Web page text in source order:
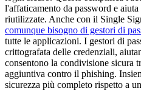
l'affaticamento da password e
riutilizzate. Anche con il Single
comunque bisogno di gestori di
tutte le applicazioni. I gestori di
crittografata delle credenziali,
consentono la condivisione sicura
aggiuntiva contro il phishing.
sicurezza più completo rispetto a